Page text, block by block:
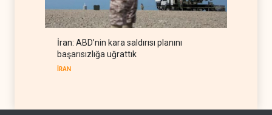
İran: ABD’nin kara saldırısı planını
başarısızlığa uğrattık
İRAN